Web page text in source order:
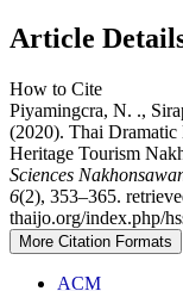
Article
How to Cite
Piyamingcra, N. .,
(2020). Thai Dramatic
Heritage Tourism
Sciences
6(2), 353–365.
thaijo.org/index.php/
More Citation Formats
ACM